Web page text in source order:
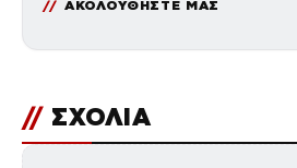
ΑΚΟΛΟΥΘΗΣΤΕ ΜΑΣ
// ΣΧΟΛΙΑ